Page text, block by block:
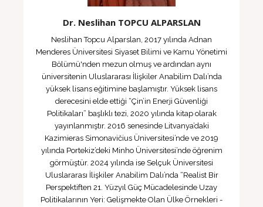
Dr. Neslihan TOPCU ALPARSLAN
Neslihan Topcu Alparslan, 2017 yılında Adnan
Menderes Üniversitesi Siyaset Bilimi ve Kamu Yönetimi
Bölümü'nden mezun olmuş ve ardından aynı
üniversitenin Uluslararası İlişkiler Anabilim Dalı’nda
yüksek lisans eğitimine başlamıştır. Yüksek lisans
derecesini elde ettiği “Çin’in Enerji Güvenliği
Politikaları” başlıklı tezi, 2020 yılında kitap olarak
yayınlanmıştır. 2016 senesinde Litvanya’daki
Kazimieras Simonavičius Üniversitesi’nde ve 2019
yılında Portekiz’deki Minho Üniversitesi’nde öğrenim
görmüştür. 2024 yılında ise Selçuk Üniversitesi
Uluslararası İlişkiler Anabilim Dalı’nda “Realist Bir
Perspektiften 21. Yüzyıl Güç Mücadelesinde Uzay
Politikalarının Yeri: Gelişmekte Olan Ülke Örnekleri -